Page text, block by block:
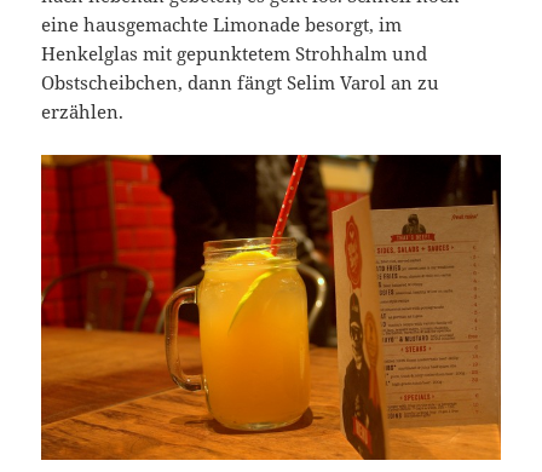
eine hausgemachte Limonade besorgt, im
Henkelglas mit gepunktetem Strohhalm und
Obstscheibchen, dann fängt Selim Varol an zu
erzählen.